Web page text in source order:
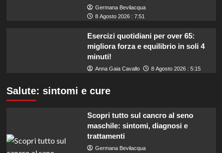
Germana Bevilacqua
8 Agosto 2026 : 7:51
Esercizi quotidiani per over 65:
migliora forza e equilibrio in soli 4
minuti!
Anna Gaia Cavallo 8 Agosto 2026 : 5:15
Salute: sintomi e cure
Scopri tutto sul cancro al seno
maschile: sintomi, diagnosi e
trattamenti
Germana Bevilacqua